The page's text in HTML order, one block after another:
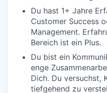
Du hast 1+ Jahre
Customer Success
Management.
Bereich ist ein Plus.
Du bist ein
enge
Dich. Du versuchst,
tiefgehend zu